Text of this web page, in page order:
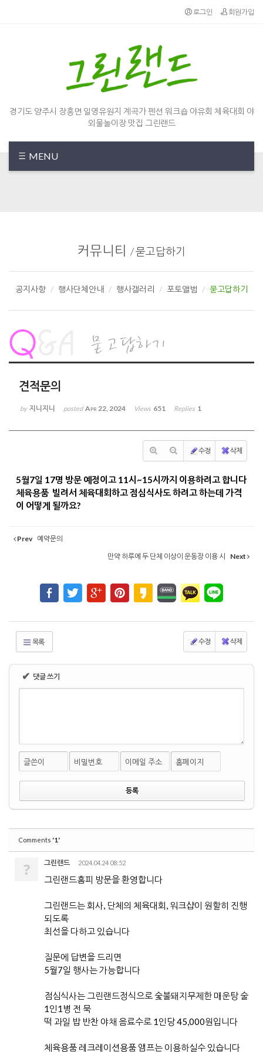
로그인 회원가입
경기도 양주시 장흥면 일영유원지 계곡가 펜션 워크숍 야유회 체육대회 야
외물놀이장 맛집 그린랜드
MENU
커뮤니티 /묻고답하기
공지사항 행사단체안내 행사갤러리 포토앨범 묻고답하기
견적문의
by 지니지니 posted Apr 22, 2024 Views 651 Replies 1
수정 삭제
5월7일 17명 방문 예정이고 11시~15시까지 이용하려고 합니다
체육용품 빌려서 체육대회하고 점심식사도 하려고 하는데 가격
이 어떻게 될까요?
Prev 예약문의
만약 하루에 두 단체 이상이 운동장 이용 시
Next
목록 수정 삭제
✔ 댓글 쓰기
글쓴이 비밀번호 이메일 주소 홈페이지
Comments '1'
? 그린랜드 2024.04.24 08:52
그린랜드홈피 방문을 환영합니다
그린랜드는 회사, 단체의 체육대회, 워크샵이 원할히 진행
되도록
최선을 다하고 있습니다
질문에 답변을 드리면
5월7일 행사는 가능합니다
점심식사는 그린랜드정식으로 숯불돼지무제한 매운탕 술
1인1병 전 묵
떡 과일 밥 반찬 야채 음료수로 1인당 45,000원입니다
체육용품 레크레이션용품 앰프는 이용하실수 있습니다